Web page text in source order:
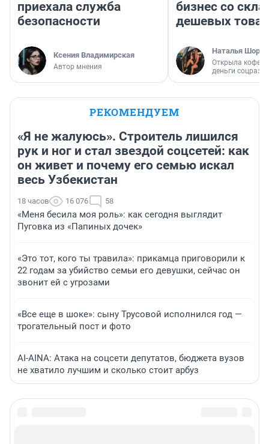
приехала служба
безопасности
Ксения Владимирская
Автор мнения
бизнес со
дешевых
Наталья
Открыла
деньги
РЕКОМЕНДУЕМ
«Я не жалуюсь». Строитель лишился
рук и ног и стал звездой соцсетей: как
он живет и почему его семью искал
весь Узбекистан
18 часов 16 076 58
«Меня бесила моя роль»: как сегодня выглядит
Пуговка из «Папиных дочек»
«Это тот, кого ты травила»: прикамца приговорили к
22 годам за убийство семьи его девушки, сейчас он
звонит ей с угрозами
«Все еще в шоке»: сыну Трусовой исполнился год —
трогательный пост и фото
AI-AINA: Атака на соцсети депутатов, бюджета вузов
не хватило лучшим и сколько стоит арбуз